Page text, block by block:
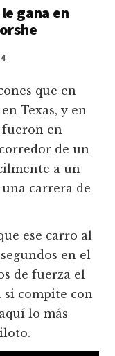
gana en
que en
Texas, y en
en
de un
a un
carrera de
ese carro al
en el
de fuerza el
compite con
lo más